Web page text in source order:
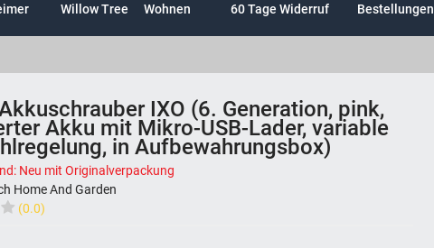
Willow Tree Wohnen 60 Tage Widerruf Bestellungen
IXO (6. Generation, pink,
Akku mit Mikro-USB-Lader, variable
in Aufbewahrungsbox)
Neu mit Originalverpackung
Home And Garden
(0.0)